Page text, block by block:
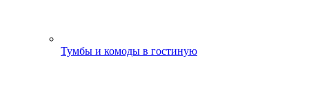
Тумбы и комоды в гостиную